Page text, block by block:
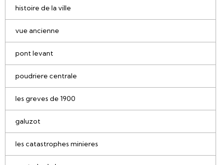
histoire de la ville
vue ancienne
pont levant
poudriere centrale
les greves de 1900
galuzot
les catastrophes minieres